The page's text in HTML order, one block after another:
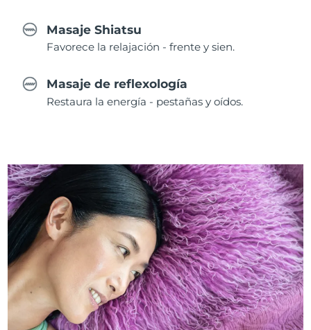
Masaje Shiatsu
Favorece la relajación - frente y sien.
Masaje de reflexología
Restaura la energía - pestañas y oídos.